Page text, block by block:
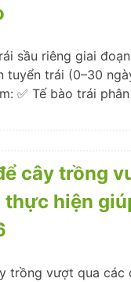
sầu riêng giai
tuyển trái (0–30
✅ Tế bào trái
cây trồng
thực hiện
trồng vượt qua các